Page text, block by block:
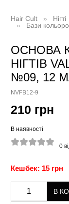
Hair Cult Нігті
Бази
ОСНОВА
НІГТІВ
№09, 12
NVFB12-9
210 грн
В наявності
0
Кешбек: 15 грн
В